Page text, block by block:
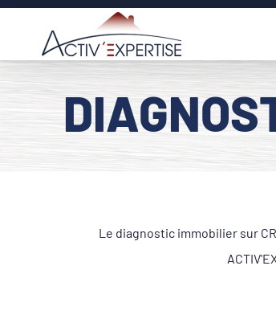
Passer
contenu
Le diagnostic immobilier sur